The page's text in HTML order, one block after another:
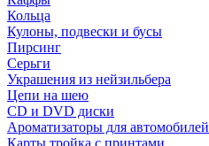
Кольца
Кулоны, подвески и бусы
Пирсинг
Серьги
Украшения из нейзильбера
Цепи на шею
CD и DVD диски
Ароматизаторы для автомобилей
Карты тройка с принтами